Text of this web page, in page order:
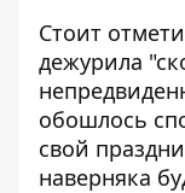
Стоит
дежурила
обошлось
свой
наверняка